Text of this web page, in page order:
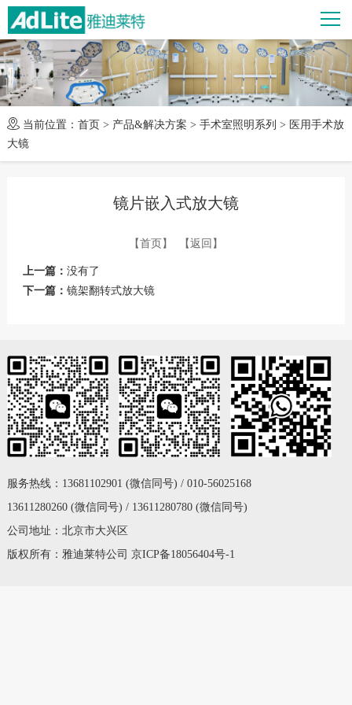
当前位置： 首页 > 产品&解决方案 > 手术室照明系列 > 医用手术放
大镜
镜片嵌入式放大镜
【首页】 【返回】
上一篇： 没有了
下一篇： 镜架翻转式放大镜
服务热线：13681102901 (微信同号) / 010-56025168
13611280260 (微信同号) / 13611280780 (微信同号)
公司地址：北京市大兴区
版权所有：雅迪莱特公司 京ICP备18056404号-1